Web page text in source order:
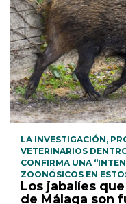
LA INVESTIGACIÓN,
VETERINARIOS
CONFIRMA UNA
ZOONÓSICOS EN
Los jabalíes
de Málaga son